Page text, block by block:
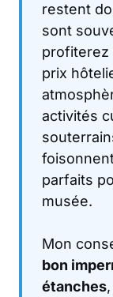
restent
sont
profiterez
prix
activités
parfaits
musée.
Mon
bon
étanches